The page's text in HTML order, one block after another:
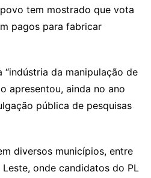
tem mostrado que vota
pagos para fabricar
da manipulação de
apresentou, ainda no ano
pública de pesquisas
diversos municípios, entre
onde candidatos do PL